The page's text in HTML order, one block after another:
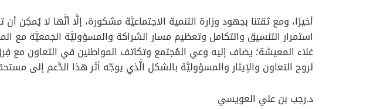
أخيرًا، ومع ثقتنا بجهود وزارة التنمية الاجتماعيَّة مشكورة، إلَّا أنَّها لا يُمكِن
استمرار التنسيق والتكامل وتعظيم مسار الشراكة والمسؤوليَّة الجمعيَّة
غلاء المعيشة؛ يضاف إليه وعي المُجتمع وتكاتف المواطنين في التعاون مع
لروح التعاون والإيثار والمسؤوليَّة بالشكل الَّذي يوجّه أثَر هذا الدَّعم إلى
د.رجب بن علي العويسي